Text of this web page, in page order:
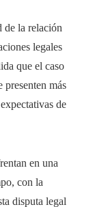
de la relación
legales
que el caso
presenten más
de
en una
con la
disputa legal